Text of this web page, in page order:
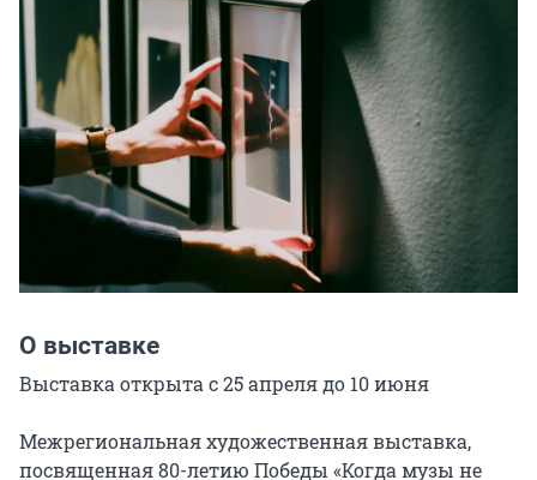
О выставке
Выставка открыта с 25 апреля до 10 июня
Межрегиональная художественная выставка,
посвященная 80-летию Победы «Когда музы не